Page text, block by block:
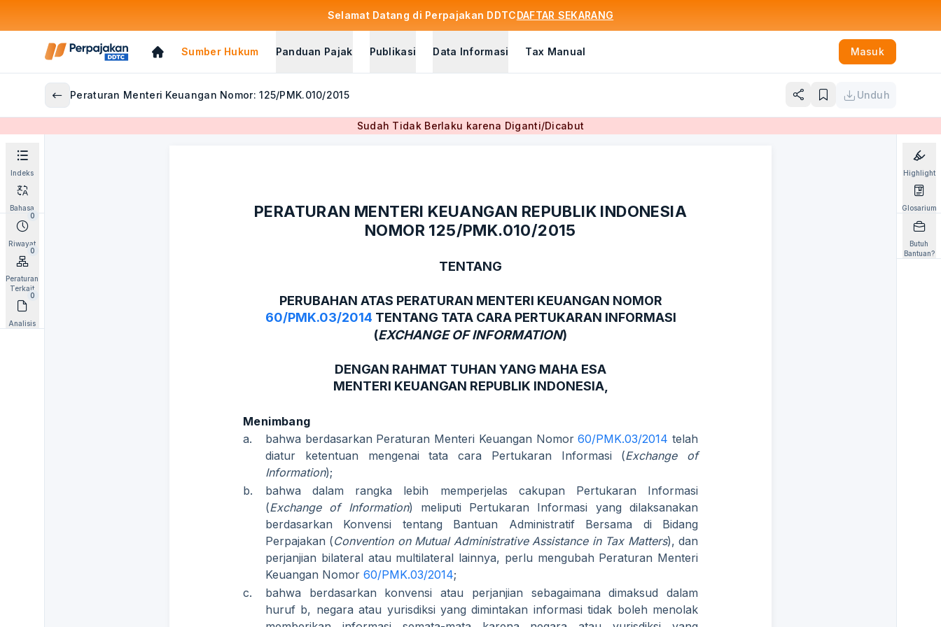
Selamat Datang di Perpajakan DDTCDAFTAR SEKARANG
Sumber Hukum Panduan Pajak Publikasi Data Informasi Tax Manual Masuk
Peraturan Menteri Keuangan Nomor: 125/PMK.010/2015 Unduh
Sudah Tidak Berlaku karena Diganti/Dicabut
Indeks
Bahasa
0
Riwayat
0
Peraturan
Terkait
0
Analisis
PERATURAN MENTERI KEUANGAN REPUBLIK INDONESIA
NOMOR 125/PMK.010/2015
TENTANG
PERUBAHAN ATAS PERATURAN MENTERI KEUANGAN NOMOR
60/PMK.03/2014 TENTANG TATA CARA PERTUKARAN INFORMASI
(EXCHANGE OF INFORMATION)
DENGAN RAHMAT TUHAN YANG MAHA ESA
MENTERI KEUANGAN REPUBLIK INDONESIA,
Menimbang
a.
bahwa berdasarkan Peraturan Menteri Keuangan Nomor60/PMK.03/2014 telah
diatur ketentuan mengenai tata cara Pertukaran Informasi (Exchange of
Information);
b.
bahwa dalam rangka lebih memperjelas cakupan Pertukaran Informasi
(Exchange of Information) meliputi Pertukaran Informasi yang dilaksanakan
berdasarkan Konvensi tentang Bantuan Administratif Bersama di Bidang
Perpajakan (Convention on Mutual Administrative Assistance in Tax Matters), dan
perjanjian bilateral atau multilateral lainnya, perlu mengubah Peraturan Menteri
Keuangan Nomor 60/PMK.03/2014;
c.
bahwa berdasarkan konvensi atau perjanjian sebagaimana dimaksud dalam
huruf b, negara atau yurisdiksi yang dimintakan informasi tidak boleh menolak
Highlight
Glosarium
Butuh
Bantuan?